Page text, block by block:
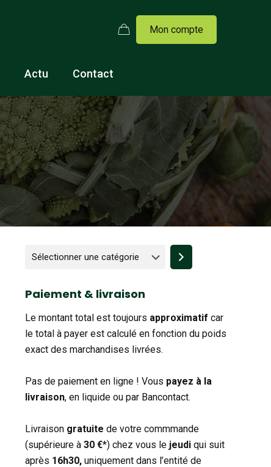
Mon compte
Actu Contact
Sélectionner
une
Paiement & livraison
Le montant total est toujours approximatif car
le total à payer est calculé en fonction du poids
exact des marchandises livrées.
Pas de paiement en ligne ! Vous payez à la
livraison, en liquide ou par Bancontact.
Livraison gratuite de votre commmande
(supérieure à 30 €*) chez vous le jeudi qui suit
après 16h30, uniquement dans l’entité de